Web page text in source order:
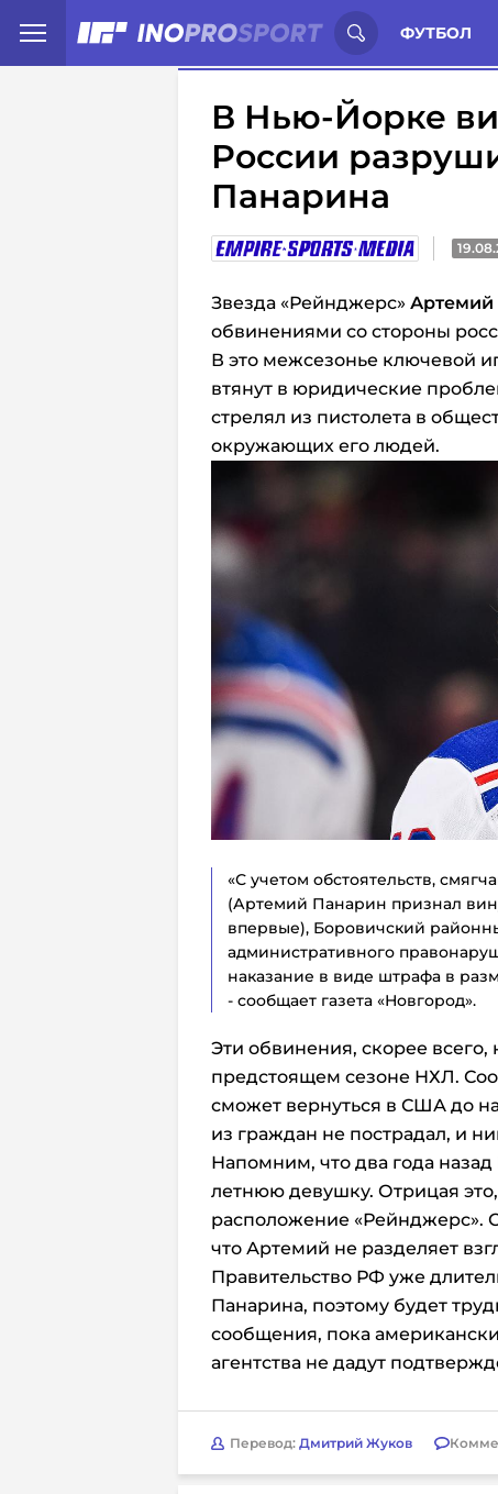
ФУТБОЛ
Иностранцы о спорте России:
В Нью-Йорке
России
Панарина
Звезда «Рейнджерс» Артемий
обвинениями со стороны
В это межсезонье ключевой
втянут в юридические
стрелял из пистолета в
окружающих его людей.
«С учетом обстоятельств,
(Артемий Панарин признал
впервые), Боровичский
административного
наказание в виде штрафа в
- сообщает газета «Новгород».
Эти обвинения, скорее всего,
предстоящем сезоне НХЛ.
сможет вернуться в США до
из граждан не пострадал, и
Напомним, что два года
летнюю девушку. Отрицая
расположение «Рейнджерс».
что Артемий не разделяет
Правительство РФ уже
Панарина, поэтому будет
сообщения, пока
агентства не дадут
Перевод: Дмитрий Жуков